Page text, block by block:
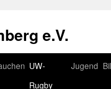
e.V.
UW-
Rugby
Jugend